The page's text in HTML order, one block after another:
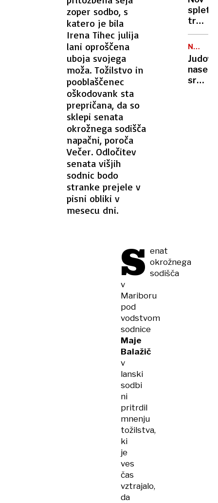
zoper sodbo, s
katero je bila
Irena Tihec julija
lani oproščena
uboja svojega
moža. Tožilstvo in
pooblaščenec
oškodovank sta
prepričana, da so
sklepi senata
okrožnega sodišča
napačni, poroča
Večer. Odločitev
senata višjih
sodnic bodo
stranke prejele v
pisni obliki v
mesecu dni.
S enat
okrožnega
sodišča
v
Mariboru
pod
vodstvom
sodnice
Maje
Balažič
v
lanski
sodbi
ni
pritrdil
mnenju
tožilstva,
ki
je
ves
čas
vztrajalo,
da
poletni
požari
vse
hujši?
spletni
trend
skrbi
sredi